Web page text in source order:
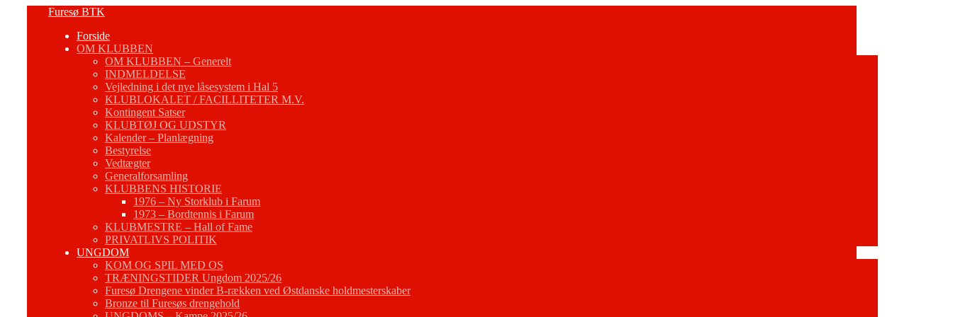
Furesø BTK
Forside
OM KLUBBEN
OM KLUBBEN – Generelt
INDMELDELSE
Vejledning i det nye låsesystem i Hal 5
KLUBLOKALET / FACILLITETER M.V.
Kontingent Satser
KLUBTØJ OG UDSTYR
Kalender – Planlægning
Bestyrelse
Vedtægter
Generalforsamling
KLUBBENS HISTORIE
1976 – Ny Storklub i Farum
1973 – Bordtennis i Farum
KLUBMESTRE – Hall of Fame
PRIVATLIVS POLITIK
UNGDOM
KOM OG SPIL MED OS
TRÆNINGSTIDER Ungdom 2025/26
Furesø Drengene vinder B-rækken ved Østdanske holdmesterskaber
Bronze til Furesøs drengehold